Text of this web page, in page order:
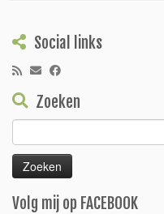
Social links
Zoeken
naar:
Volg mij op FACEBOOK